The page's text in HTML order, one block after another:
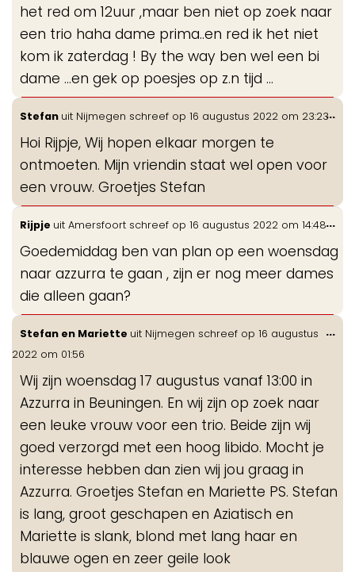
het red om 12uur ,maar ben niet op zoek naar
een trio haha dame prima..en red ik het niet
kom ik zaterdag ! By the way ben wel een bi
dame ...en gek op poesjes op z.n tijd ...
Stefan uit Nijmegen schreef op 16 augustus 2022 om 23:23
Hoi Rijpje, Wij hopen elkaar morgen te
ontmoeten. Mijn vriendin staat wel open voor
een vrouw. Groetjes Stefan
...
Rijpje uit Amersfoort schreef op 16 augustus 2022 om 14:48
Goedemiddag ben van plan op een woensdag
naar azzurra te gaan , zijn er nog meer dames
die alleen gaan?
...
Stefan en Mariette uit Nijmegen schreef op 16 augustus
2022 om 01:56
Wij zijn woensdag 17 augustus vanaf 13:00 in
Azzurra in Beuningen. En wij zijn op zoek naar
een leuke vrouw voor een trio. Beide zijn wij
goed verzorgd met een hoog libido. Mocht je
interesse hebben dan zien wij jou graag in
Azzurra. Groetjes Stefan en Mariette PS. Stefan
is lang, groot geschapen en Aziatisch en
Mariette is slank, blond met lang haar en
blauwe ogen en zeer geile look
...